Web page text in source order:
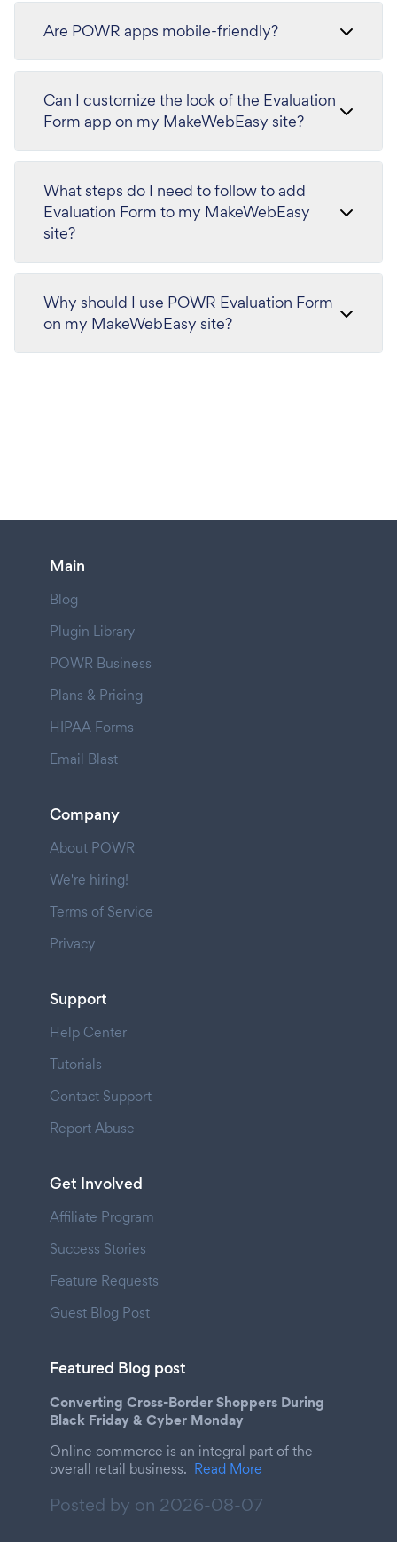
Are POWR apps mobile-friendly?
Can I customize the look of the Evaluation
Form app on my MakeWebEasy site?
What steps do I need to follow to add
Evaluation Form to my MakeWebEasy
site?
Why should I use POWR Evaluation Form
on my MakeWebEasy site?
Main
Blog
Plugin Library
POWR Business
Plans & Pricing
HIPAA Forms
Email Blast
Company
About POWR
We're hiring!
Terms of Service
Privacy
Support
Help Center
Tutorials
Contact Support
Report Abuse
Get Involved
Affiliate Program
Success Stories
Feature Requests
Guest Blog Post
Featured Blog post
Converting Cross-Border Shoppers During
Black Friday & Cyber Monday
Online commerce is an integral part of the
overall retail business. Read More
Posted by on 2026-08-07